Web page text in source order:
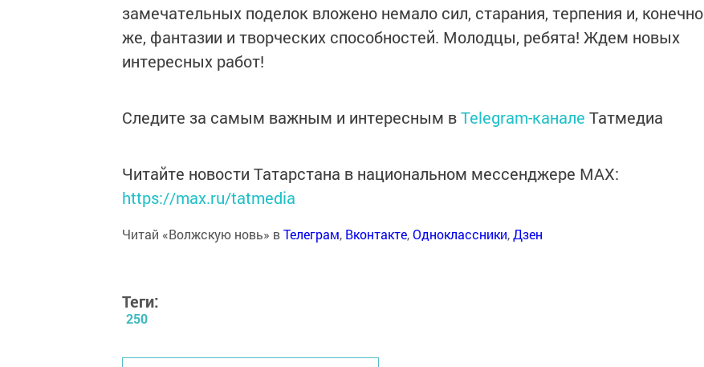
замечательных поделок вложено немало сил, старания, терпения и, конечно
же, фантазии и творческих способностей. Молодцы, ребята! Ждем новых
интересных работ!
Следите за самым важным и интересным вTelegram-канале Татмедиа
Читайте новости Татарстана в национальном мессенджере MАХ:
https://max.ru/tatmedia
Читай «Волжскую новь» вТелеграм, Вконтакте,Одноклассники,Дзен
Теги:
250